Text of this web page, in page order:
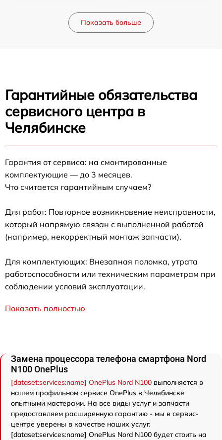
Показать больше
Гарантийные обязательства
сервисного центра в
Челябинске
Гарантия от сервиса: на смонтированные
комплектующие — до 3 месяцев.
Что считается гарантийным случаем?
Для работ: Повторное возникновение неисправности,
который напрямую связан с выполненной работой
(например, некорректный монтаж запчасти).
Для комплектующих: Внезапная поломка, утрата
работоспособности или техническим параметрам при
соблюдении условий эксплуатации.
Показать полностью
Замена процессора телефона смартфона Nord
N100 OnePlus
[dataset:services:name] OnePlus Nord N100 выполняется в
нашем профильном сервисе OnePlus в Челябинске
опытными мастерами. На все виды услуг и запчасти
предоставляем расширенную гарантию - мы в сервис-
центре уверены в качестве наших услуг.
[dataset:services:name] OnePlus Nord N100 будет стоить на